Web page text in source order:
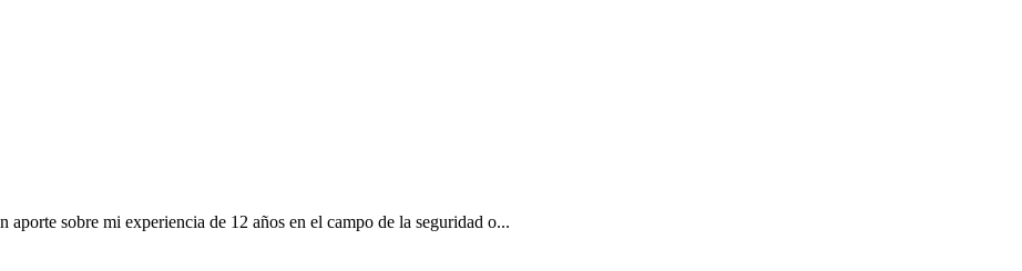
sobre mi experiencia de 12 años en el campo de la seguridad o...